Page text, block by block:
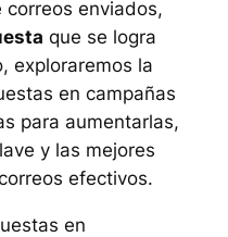
enviados,
que se logra
exploraremos la
en campañas
para aumentarlas,
y las mejores
efectivos.
en